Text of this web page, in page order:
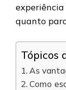
quanto
Tópicos
As
Como